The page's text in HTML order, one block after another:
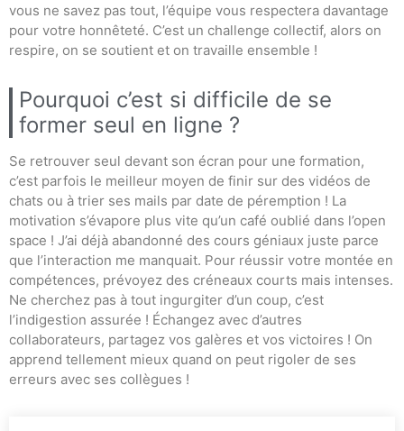
vous ne savez pas tout, l’équipe vous respectera davantage
pour votre honnêteté. C’est un challenge collectif, alors on
respire, on se soutient et on travaille ensemble !
Pourquoi c’est si difficile de se
former seul en ligne ?
Se retrouver seul devant son écran pour une formation,
c’est parfois le meilleur moyen de finir sur des vidéos de
chats ou à trier ses mails par date de péremption ! La
motivation s’évapore plus vite qu’un café oublié dans l’open
space ! J’ai déjà abandonné des cours géniaux juste parce
que l’interaction me manquait. Pour réussir votre montée en
compétences, prévoyez des créneaux courts mais intenses.
Ne cherchez pas à tout ingurgiter d’un coup, c’est
l’indigestion assurée ! Échangez avec d’autres
collaborateurs, partagez vos galères et vos victoires ! On
apprend tellement mieux quand on peut rigoler de ses
erreurs avec ses collègues !